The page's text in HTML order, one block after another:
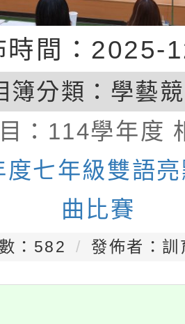
時間：2025-
簿分類： 學藝
： 114學年度
度七年級雙語
曲比賽
：582 發佈者：訓